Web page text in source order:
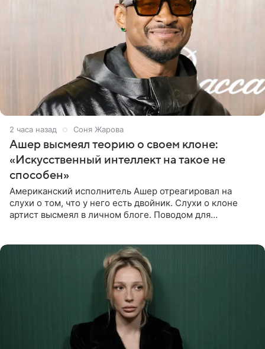
2 часа назад Соня Жарова
Ашер высмеял теорию о своем клоне:
«Искусственный интеллект на такое не
способен»
Американский исполнитель Ашер отреагировал на
слухи о том, что у него есть двойник. Слухи о клоне
артист высмеял в личном блоге. Поводом для